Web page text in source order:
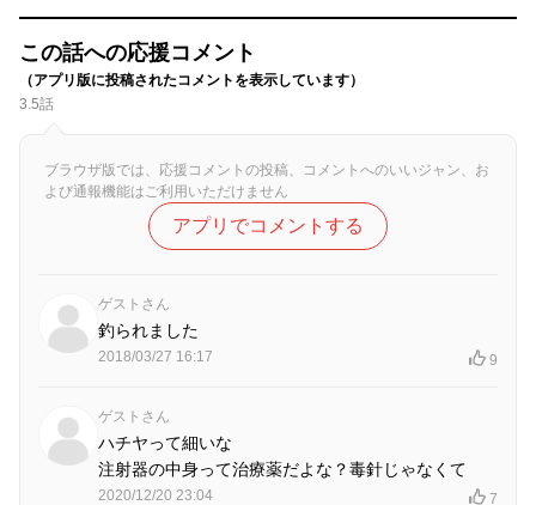
この話への応援コメント
（アプリ版に投稿されたコメントを表示しています）
3.5話
ブラウザ版では、応援コメントの投稿、コメントへのいいジャン、お
よび通報機能はご利用いただけません
アプリでコメントする
ゲストさん
釣られました
2018/03/27 16:17 9
ゲストさん
ハチヤって細いな
注射器の中身って治療薬だよな？毒針じゃなくて
2020/12/20 23:04 7